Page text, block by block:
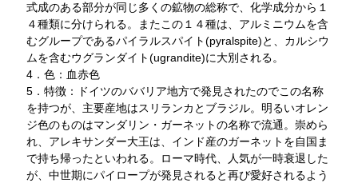
式成のある部分が同じ多くの鉱物の総称で、化学成分から１
４種類に分けられる。またこの１４種は、アルミニウムを含
むグループであるパイラルスパイト(pyralspite)と、カルシウ
ムを含むウグランダイト(ugrandite)に大別される。
4．色：血赤色
5．特徴：ドイツのババリア地方で発見されたのでこの名称
を持つが、主要産地はスリランカとブラジル。明るいオレン
ジ色のものはマンダリン・ガーネットの名称で流通。崇めら
れ、アレキサンダー大王は、インド産のガーネットを自国ま
で持ち帰ったといわれる。ローマ時代、人気が一時衰退した
が、中世期にパイロープが発見されると再び愛好されるよう